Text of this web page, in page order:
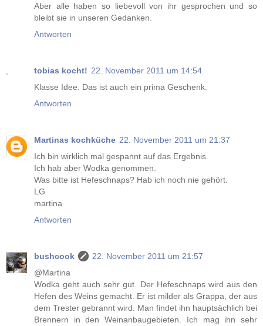
Aber alle haben so liebevoll von ihr gesprochen und so
bleibt sie in unseren Gedanken.
Antworten
tobias kocht! 22. November 2011 um 14:54
Klasse Idee. Das ist auch ein prima Geschenk.
Antworten
Martinas kochküche 22. November 2011 um 21:37
Ich bin wirklich mal gespannt auf das Ergebnis.
Ich hab aber Wodka genommen.
Was bitte ist Hefeschnaps? Hab ich noch nie gehört.
LG
martina
Antworten
bushcook
22. November 2011 um 21:57
@Martina
Wodka geht auch sehr gut. Der Hefeschnaps wird aus den
Hefen des Weins gemacht. Er ist milder als Grappa, der aus
dem Trester gebrannt wird. Man findet ihn hauptsächlich bei
Brennern in den Weinanbaugebieten. Ich mag ihn sehr